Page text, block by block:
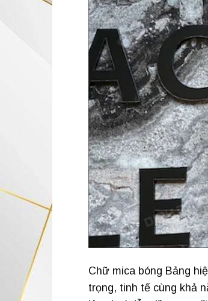
Chữ mica bóng Bảng
trọng, tinh tế cùng khả